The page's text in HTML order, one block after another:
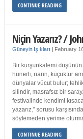
CONTINUE READING
Niçin Yazarız? /
Güneyin Işıkları | February
Bir kurşunkalemi
hünerli, narin, küçüktür
dünyalar vücut bulur;
silindir, masrafsız bir
festivalinde kendimi
yazarız,” sorusu
söylemeden yerime
CONTINUE READING